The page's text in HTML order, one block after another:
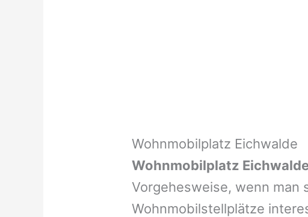
Wohnmobilplatz Eichwalde
Wohnmobilplatz
Vorgehesweise, wenn man
Wohnmobilstellplätze